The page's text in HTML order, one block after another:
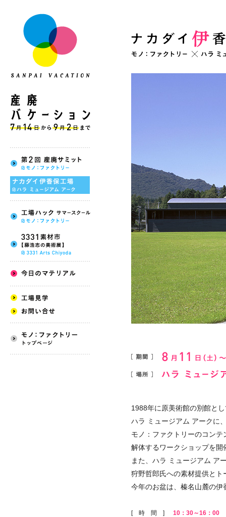
1988年に原美術館の別館と
ハラ ミュージアム アークに
モノ：ファクトリーのコン
解体するワークショップを開
また、ハラ ミュージアム
狩野哲郎氏への素材提供と
今年のお盆は、榛名山麓の
[ 時 間 ] 10：30～16：00